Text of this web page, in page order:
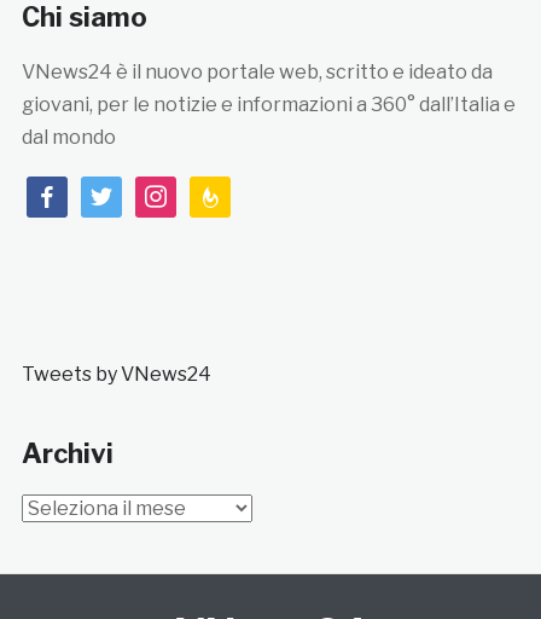
Chi siamo
VNews24 è il nuovo portale web, scritto e ideato da
giovani, per le notizie e informazioni a 360° dall’Italia e
dal mondo
facebooktwitterinstagramfeedburner
Tweets by VNews24
Archivi
Archivi